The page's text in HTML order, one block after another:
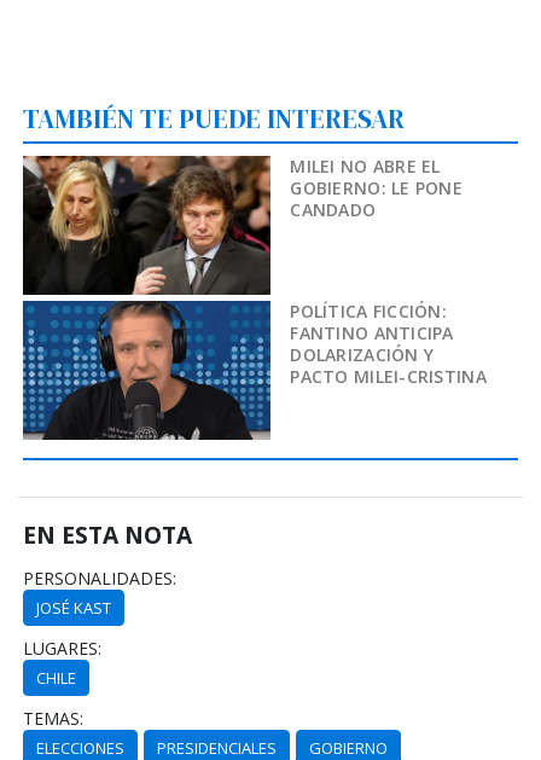
TAMBIÉN TE PUEDE INTERESAR
MILEI NO ABRE EL
GOBIERNO: LE PONE
CANDADO
POLÍTICA FICCIÓN:
FANTINO ANTICIPA
DOLARIZACIÓN Y
PACTO MILEI-CRISTINA
EN ESTA NOTA
PERSONALIDADES:
JOSÉ KAST
LUGARES:
CHILE
TEMAS:
ELECCIONES PRESIDENCIALES GOBIERNO